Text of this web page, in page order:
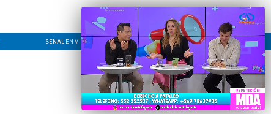
SEÑAL EN VIVO CONTACTO LÍNEA EDITORIAL